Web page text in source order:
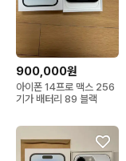
900,000원
아이폰 14프로 맥스 256
기가 배터리 89 블랙